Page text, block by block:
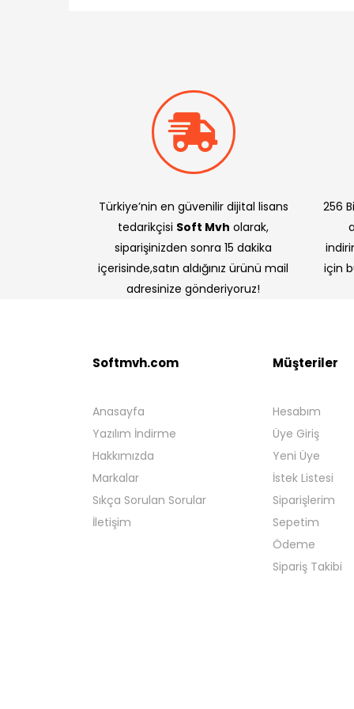
Türkiye’nin en güvenilir dijital lisans
tedarikçisi Soft Mvh olarak,
siparişinizden sonra 15 dakika
içerisinde,satın aldığınız ürünü mail
adresinize gönderiyoruz!
256
için
Softmvh.com
Anasayfa
Yazılım İndirme
Hakkımızda
Markalar
Sıkça Sorulan Sorular
İletişim
Müşteriler
Hesabım
Üye Giriş
Yeni Üye
İstek Listesi
Siparişlerim
Sepetim
Ödeme
Sipariş Takibi